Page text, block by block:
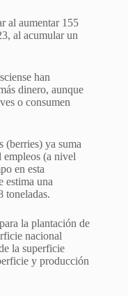
al aumentar 155
al acumular un
han
dinero, aunque
o consumen
(berries) ya suma
empleos (a nivel
en esta
estima una
toneladas.
la plantación de
nacional
la superficie
y producción